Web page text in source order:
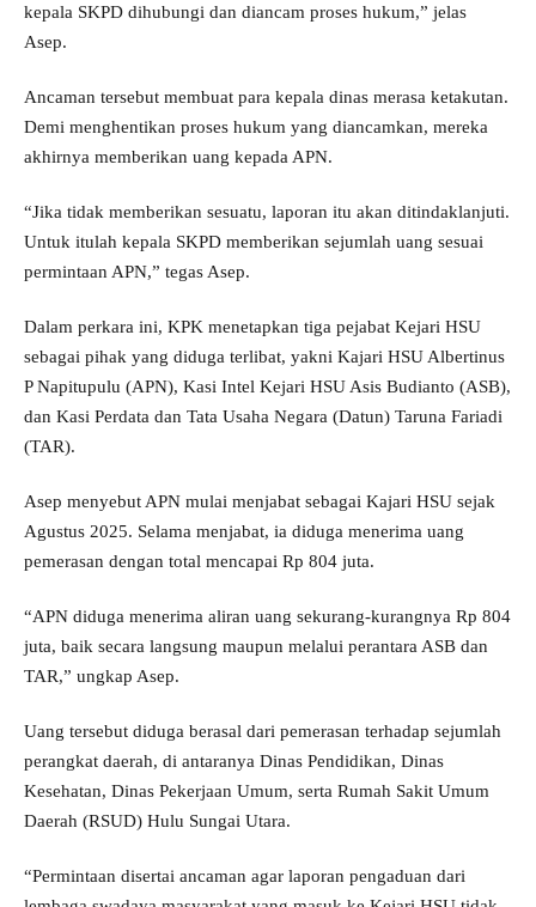
kepala SKPD dihubungi dan diancam proses hukum,” jelas
Asep.
Ancaman tersebut membuat para kepala dinas merasa ketakutan.
Demi menghentikan proses hukum yang diancamkan, mereka
akhirnya memberikan uang kepada APN.
“Jika tidak memberikan sesuatu, laporan itu akan ditindaklanjuti.
Untuk itulah kepala SKPD memberikan sejumlah uang sesuai
permintaan APN,” tegas Asep.
Dalam perkara ini, KPK menetapkan tiga pejabat Kejari HSU
sebagai pihak yang diduga terlibat, yakni Kajari HSU Albertinus
P Napitupulu (APN), Kasi Intel Kejari HSU Asis Budianto (ASB),
dan Kasi Perdata dan Tata Usaha Negara (Datun) Taruna Fariadi
(TAR).
Asep menyebut APN mulai menjabat sebagai Kajari HSU sejak
Agustus 2025. Selama menjabat, ia diduga menerima uang
pemerasan dengan total mencapai Rp 804 juta.
“APN diduga menerima aliran uang sekurang-kurangnya Rp 804
juta, baik secara langsung maupun melalui perantara ASB dan
TAR,” ungkap Asep.
Uang tersebut diduga berasal dari pemerasan terhadap sejumlah
perangkat daerah, di antaranya Dinas Pendidikan, Dinas
Kesehatan, Dinas Pekerjaan Umum, serta Rumah Sakit Umum
Daerah (RSUD) Hulu Sungai Utara.
“Permintaan disertai ancaman agar laporan pengaduan dari